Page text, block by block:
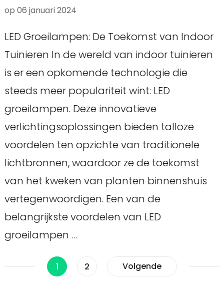
op 06 januari 2024
LED Groeilampen: De Toekomst van Indoor
Tuinieren In de wereld van indoor tuinieren
is er een opkomende technologie die
steeds meer populariteit wint: LED
groeilampen. Deze innovatieve
verlichtingsoplossingen bieden talloze
voordelen ten opzichte van traditionele
lichtbronnen, waardoor ze de toekomst
van het kweken van planten binnenshuis
vertegenwoordigen. Een van de
belangrijkste voordelen van LED
groeilampen …
Berichten
Pagina
1 Pagina
2 Volgende